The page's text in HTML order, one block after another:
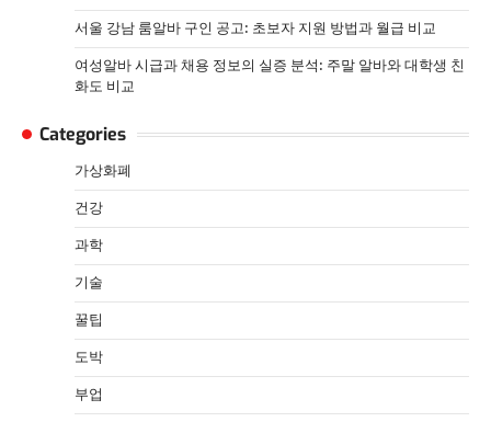
서울 강남 룸알바 구인 공고: 초보자 지원 방법과 월급 비교
여성알바 시급과 채용 정보의 실증 분석: 주말 알바와 대학생 친
화도 비교
Categories
가상화폐
건강
과학
기술
꿀팁
도박
부업